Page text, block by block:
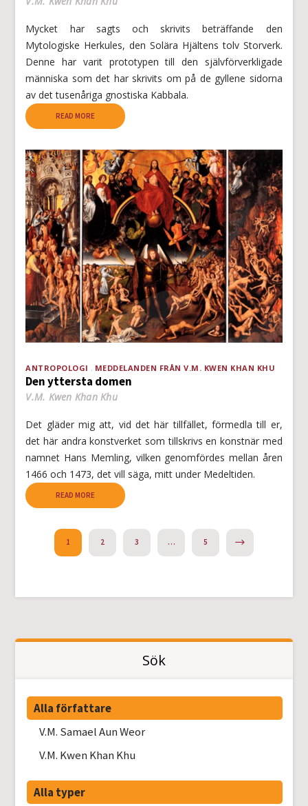
Mycket har sagts och skrivits beträffande den
Mytologiske Herkules, den Solära Hjältens tolv Storverk.
Denne har varit prototypen till den självförverkligade
människa som det har skrivits om på de gyllene sidorna
av det tusenåriga gnostiska Kabbala.
READ MORE
ANTROPOLOGI MEDDELANDEN FRÅN V.M. KWEN KHAN KHU
Den yttersta domen
V.M. Kwen Khan Khu
Det gläder mig att, vid det här tillfället, förmedla till er,
det här andra konstverket som tillskrivs en konstnär med
namnet Hans Memling, vilken genomfördes mellan åren
1466 och 1473, det vill säga, mitt under Medeltiden.
READ MORE
1 2 3 … 5
Sök
Alla författare
V.M. Samael Aun Weor
V.M. Kwen Khan Khu
Alla typer